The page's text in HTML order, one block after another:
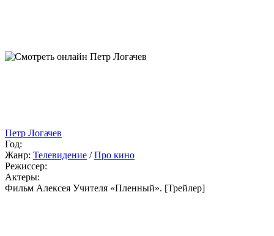
Петр Логачев
Год:
Жанр: Телевидение /Про кино
Режиссер:
Актеры:
Фильм Алексея Учителя «Пленный». [Трейлер]